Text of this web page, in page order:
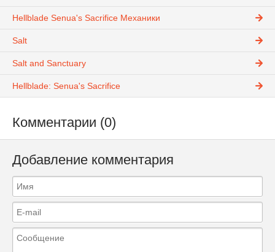
Hellblade Senua's Sacrifice Механики
Salt
Salt and Sanctuary
Hellblade: Senua's Sacrifice
Комментарии (0)
Добавление комментария